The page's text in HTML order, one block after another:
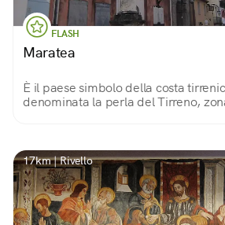
FLASH
Maratea
È il paese simbolo della costa
denominata la perla del Tirreno, zona turistica e
17km | Rivello